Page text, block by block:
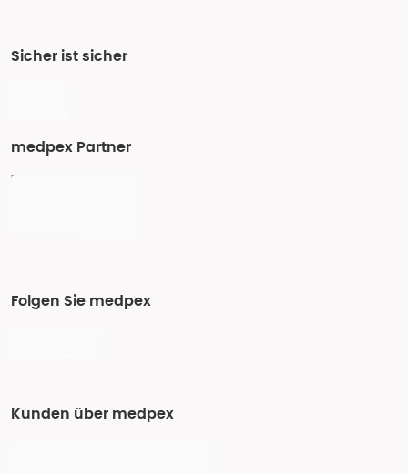
Sicher ist sicher
medpex Partner
Folgen Sie medpex
Kunden über medpex